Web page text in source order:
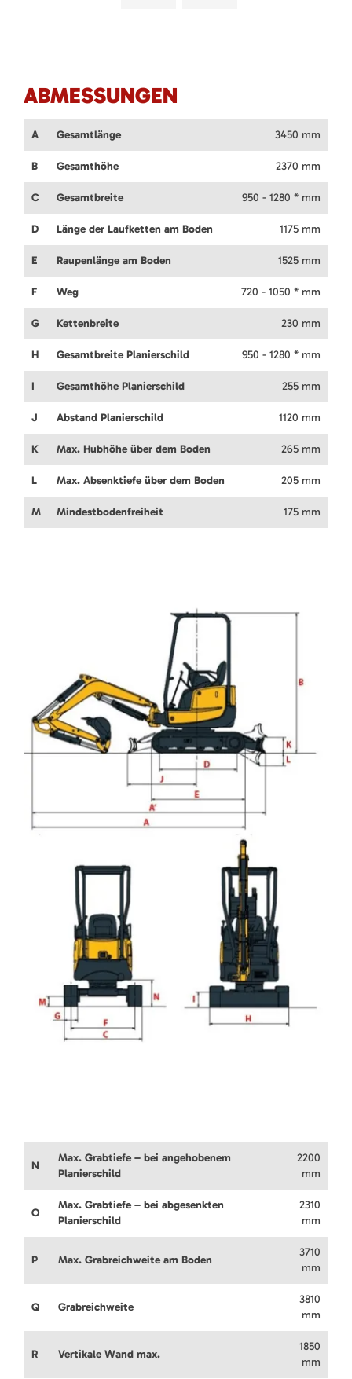
ABMESSUNGEN
A Gesamtlänge 3450 mm
B Gesamthöhe 2370 mm
C Gesamtbreite 950 - 1280 * mm
D Länge der Laufketten am Boden 1175 mm
E Raupenlänge am Boden 1525 mm
F Weg 720 - 1050 * mm
G Kettenbreite 230 mm
H Gesamtbreite Planierschild 950 - 1280 * mm
I Gesamthöhe Planierschild 255 mm
J Abstand Planierschild 1120 mm
K Max. Hubhöhe über dem Boden 265 mm
L Max. Absenktiefe über dem Boden 205 mm
M Mindestbodenfreiheit 175 mm
N
Max. Grabtiefe – bei angehobenem
Planierschild
2200
mm
O
Max. Grabtiefe – bei abgesenkten
Planierschild
2310
mm
P Max. Grabreichweite am Boden
3710
mm
Q Grabreichweite
3810
mm
R Vertikale Wand max.
1850
mm